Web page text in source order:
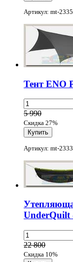
Артикул: mt-
Тент ENO
5 990
Скидка 27%
Артикул: mt-
UnderQuilt
22 800
Скидка 10%